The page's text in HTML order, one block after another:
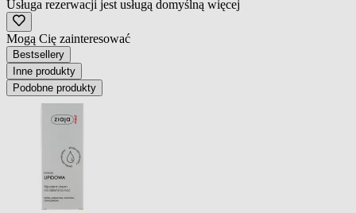
Usługa rezerwacji jest usługą domyślną więcej
Mogą Cię zainteresować
Bestsellery
Inne produkty
Podobne produkty